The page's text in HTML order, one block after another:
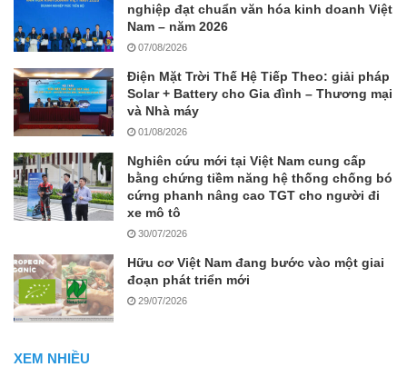
nghiệp đạt chuẩn văn hóa kinh doanh Việt
Nam – năm 2026
07/08/2026
Điện Mặt Trời Thế Hệ Tiếp Theo: giải pháp
Solar + Battery cho Gia đình – Thương mại
và Nhà máy
01/08/2026
Nghiên cứu mới tại Việt Nam cung cấp
bằng chứng tiềm năng hệ thống chống bó
cứng phanh nâng cao TGT cho người đi
xe mô tô
30/07/2026
Hữu cơ Việt Nam đang bước vào một giai
đoạn phát triển mới
29/07/2026
XEM NHIỀU